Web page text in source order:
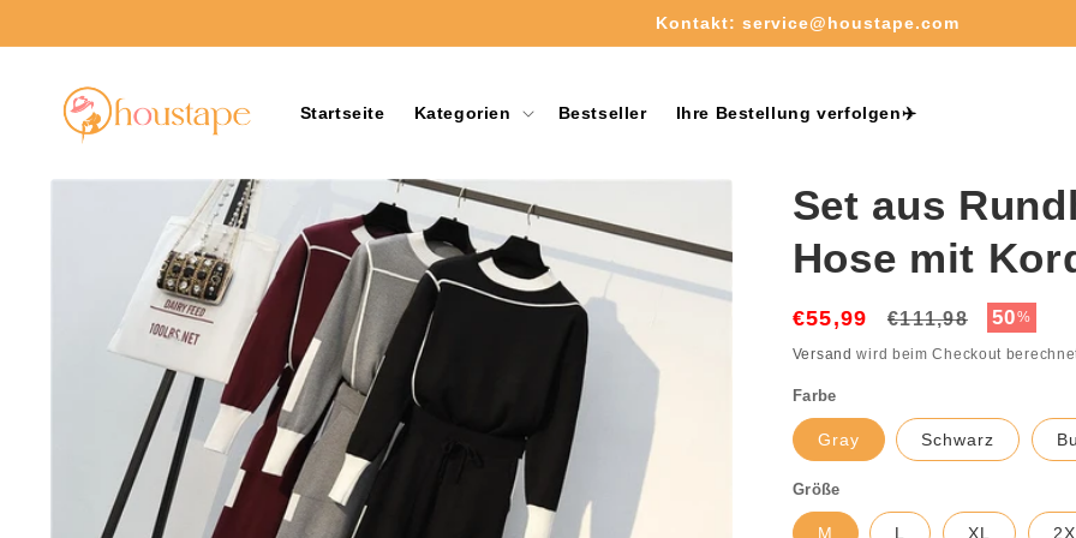
Inhalt
Kostenloser Versand ab 50€✈️
Startseite Kategorien Bestseller Ihre Bestellung verfolgen✈️
Zu
Produktinformationen
Set aus
Hose mit
€55,99
Normaler
Preis
€111,98 50%
Versand wird beim Checkout
Farbe
Gray Schwarz
Größe
M L XL